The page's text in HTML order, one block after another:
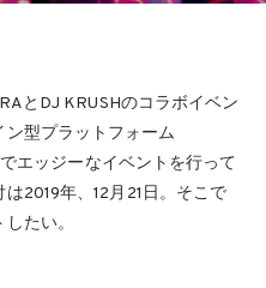
とDJ KRUSHのコラボイベン
ン型プラットフォーム
エッジーなイベントを行って
2019年、12月21日。そこで
たい。